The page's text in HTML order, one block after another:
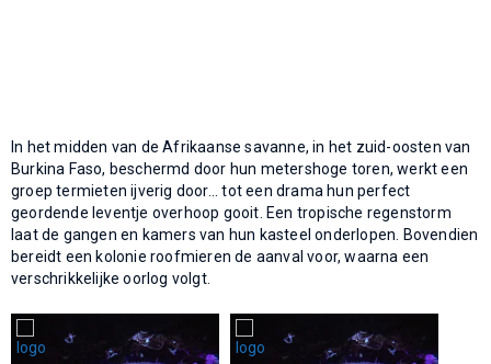
In het midden van de Afrikaanse savanne, in het zuid-oosten van
Burkina Faso, beschermd door hun metershoge toren, werkt een
groep termieten ijverig door... tot een drama hun perfect
geordende leventje overhoop gooit. Een tropische regenstorm
laat de gangen en kamers van hun kasteel onderlopen. Bovendien
bereidt een kolonie roofmieren de aanval voor, waarna een
verschrikkelijke oorlog volgt.